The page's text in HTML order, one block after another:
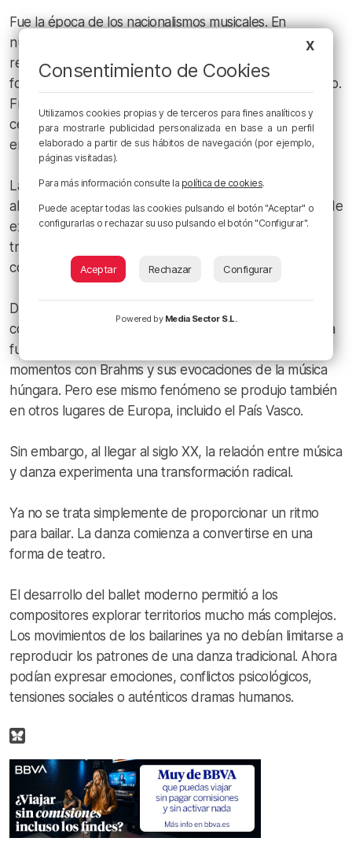
Fue la época de los nacionalismos musicales. En
numerosos lugares de Europa surgió el deseo de
recuperar canciones, leyendas, ritmos y danzas que
formaban parte de la memoria colectiva de cada pueblo.
Frente al predominio de los modelos musicales
centroeuropeos, muchos autores buscaron inspiración
en el folclore y en las tradiciones locales.
Las danzas populares han servido durante siglos para
algo más que entretener. Han sido también una forma de
expresar la identidad de una comunidad, de transmitir
tradiciones y de mantener vivo el vínculo con la historia
colectiva.
Durante el siglo XIX y comienzos del XX, muchos
compositores europeos descubrieron en el folclore una
fuente de inspiración artística. Lo vimos hace unos
momentos con Brahms y sus evocaciones de la música
húngara. Pero ese mismo fenómeno se produjo también
en otros lugares de Europa, incluido el País Vasco.
Sin embargo, al llegar al siglo XX, la relación entre música
y danza experimenta una transformación radical.
Ya no se trata simplemente de proporcionar un ritmo
para bailar. La danza comienza a convertirse en una
forma de teatro.
El desarrollo del ballet moderno permitió a los
compositores explorar territorios mucho más complejos.
Los movimientos de los bailarines ya no debían limitarse a
reproducir los patrones de una danza tradicional. Ahora
podían expresar emociones, conflictos psicológicos,
tensiones sociales o auténticos dramas humanos.
X
Consentimiento de Cookies
Utilizamos cookies propias y de terceros para fines analíticos y
para mostrarle publicidad personalizada en base a un perfil
elaborado a partir de sus hábitos de navegación (por ejemplo,
páginas visitadas).
Para más información consulte la política de cookies.
Puede aceptar todas las cookies pulsando el botón "Aceptar" o
configurarlas o rechazar su uso pulsando el botón "Configurar".
Aceptar Rechazar Configurar
Powered by Media Sector S.L.